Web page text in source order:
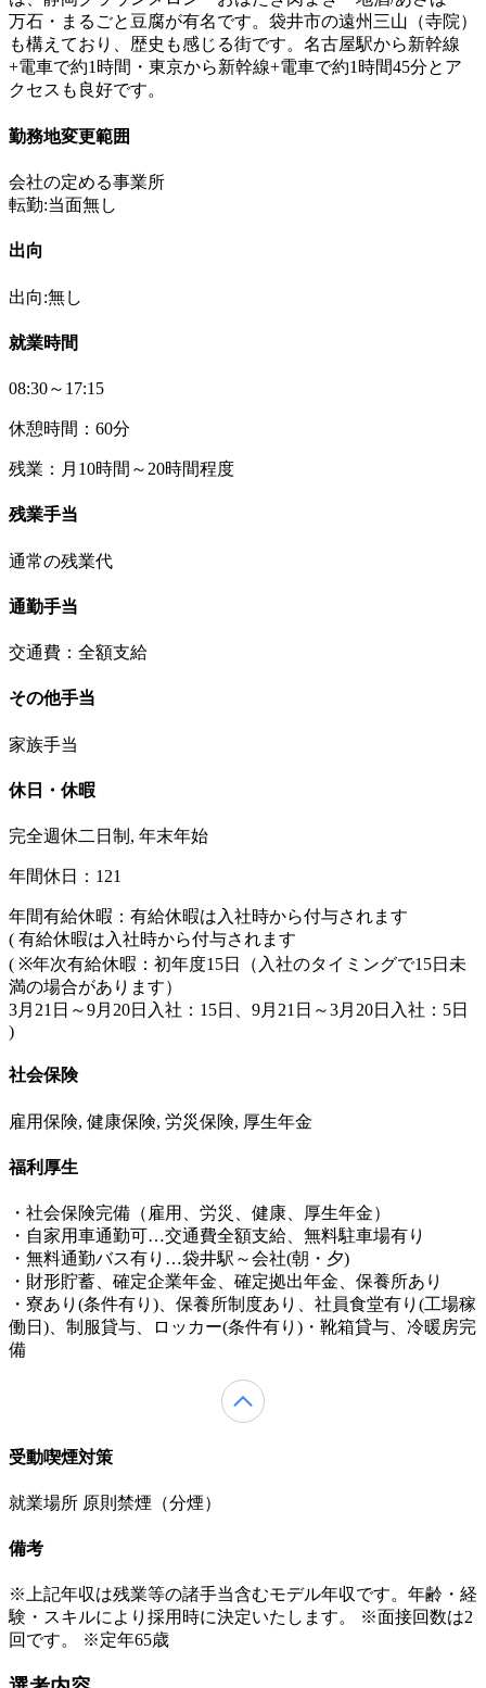
万石・まるごと豆腐が有名です。袋井市の遠州三山（寺院）
も構えており、歴史も感じる街です。名古屋駅から新幹線
+電車で約1時間・東京から新幹線+電車で約1時間45分とア
クセスも良好です。
勤務地変更範囲
会社の定める事業所
転勤:当面無し
出向
出向:無し
就業時間
08:30～17:15
休憩時間：60分
残業：月10時間～20時間程度
残業手当
通常の残業代
通勤手当
交通費：全額支給
その他手当
家族手当
休日・休暇
完全週休二日制, 年末年始
年間休日：121
年間有給休暇：有給休暇は入社時から付与されます
( 有給休暇は入社時から付与されます
( ※年次有給休暇：初年度15日（入社のタイミングで15日未
満の場合があります）
3月21日～9月20日入社：15日、9月21日～3月20日入社：5日
)
社会保険
雇用保険, 健康保険, 労災保険, 厚生年金
福利厚生
・社会保険完備（雇用、労災、健康、厚生年金）
・自家用車通勤可…交通費全額支給、無料駐車場有り
・無料通勤バス有り…袋井駅～会社(朝・夕)
・財形貯蓄、確定企業年金、確定拠出年金、保養所あり
・寮あり(条件有り)、保養所制度あり、社員食堂有り(工場稼
働日)、制服貸与、ロッカー(条件有り)・靴箱貸与、冷暖房完
備
受動喫煙対策
就業場所 原則禁煙（分煙）
備考
※上記年収は残業等の諸手当含むモデル年収です。年齢・経
験・スキルにより採用時に決定いたします。 ※面接回数は2
回です。 ※定年65歳